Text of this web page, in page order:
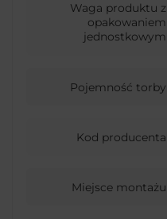
Waga produktu z
opakowaniem
jednostkowym
Pojemność torby
Kod producenta
Miejsce montażu